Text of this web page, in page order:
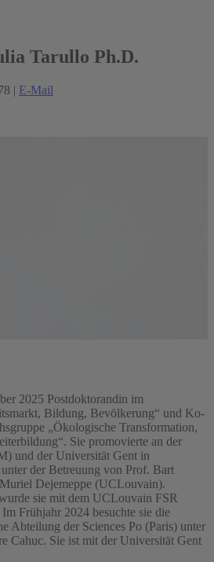
Tarullo Ph.D.
| E-Mail
2025 Postdoktorandin im
Bildung, Bevölkerung“ und Ko-
„Ökologische Transformation,
Sie promovierte an der
und der Universität Gent in
der Betreuung von Prof. Bart
Dejemeppe (UCLouvain).
sie mit dem UCLouvain FSR
Frühjahr 2024 besuchte sie die
Abteilung der Sciences Po (Paris) unter
Cahuc. Sie ist mit der Universität Gent